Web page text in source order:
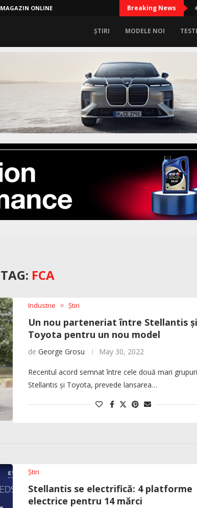
MAGAZIN ONLINE Breaking News
ȘTIRI MODELE NOI
TAG: FCA
Industrie Știri
Un nou parteneriat între Stellantis și
Toyota pentru un nou model
de George Grosu May 30, 2022
Recentul acord semnat între cele două mari
Stellantis și Toyota, prevede lansarea…
Știri
Stellantis se electrifică: 4 platforme
electrice pentru 14 mărci